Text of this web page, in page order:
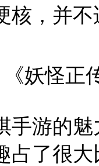
核，并
《妖怪
手游的
占了很